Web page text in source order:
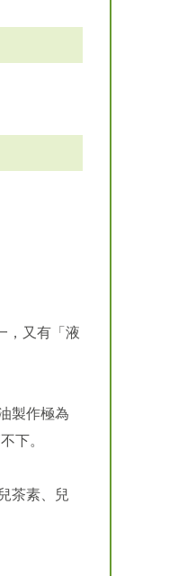
，又有「液
製作極為
下。
茶素、兒